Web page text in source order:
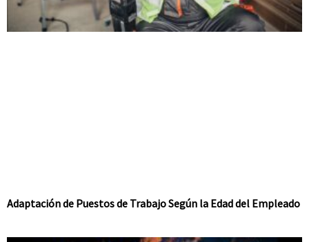
Adaptación de Puestos de Trabajo Según la Edad del Empleado